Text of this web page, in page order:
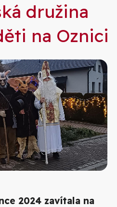
družina
na Oznici
2024 zavítala na